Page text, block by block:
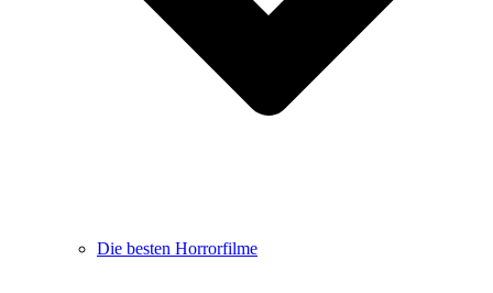
Die besten Horrorfilme